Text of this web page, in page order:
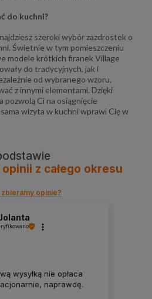
do kuchni?
szeroki wybór zazdrostek o
Świetnie w tym pomieszczeniu
modele krótkich firanek Village
do tradycyjnych, jak i
od wybranego wzoru,
z innymi elementami. Dzięki
pozwolą Ci na osiągnięcie
wizyta w kuchni wprawi Cię w
opinii z całego okresu
zbieramy opinie?
wysyłką nie opłaca
naprawdę.